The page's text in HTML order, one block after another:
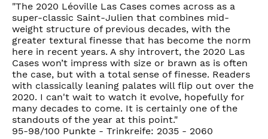
"The 2020 Léoville Las Cases comes across as a
super-classic Saint-Julien that combines mid-
weight structure of previous decades, with the
greater textural finesse that has become the norm
here in recent years. A shy introvert, the 2020 Las
Cases won’t impress with size or brawn as is often
the case, but with a total sense of finesse. Readers
with classically leaning palates will flip out over the
2020. I can't wait to watch it evolve, hopefully for
many decades to come. It is certainly one of the
standouts of the year at this point."
95-98/100 Punkte - Trinkreife: 2035 - 2060